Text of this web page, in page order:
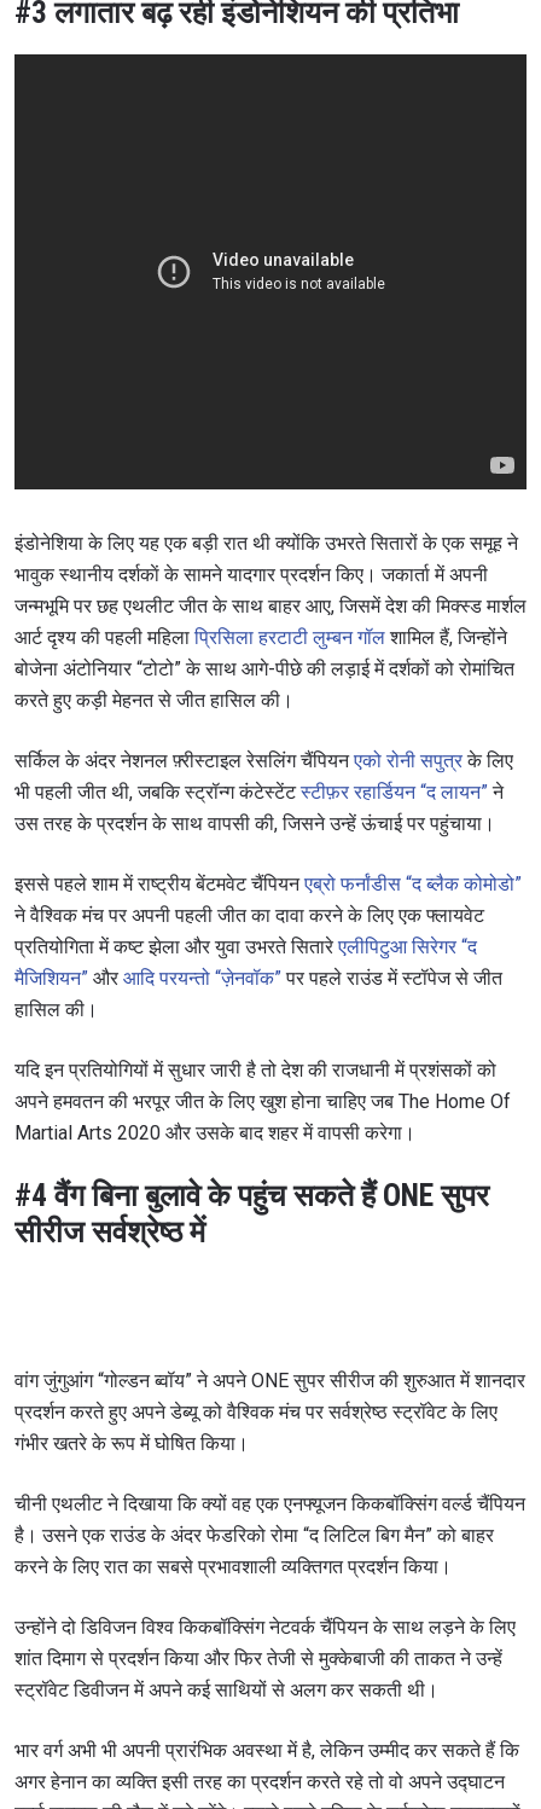
#3 लगातार बढ़ रही इंडोनेशियन की प्रतिभा
इंडोनेशिया के लिए यह एक बड़ी रात थी क्योंकि उभरते सितारों के एक समूह ने
भावुक स्थानीय दर्शकाें के सामने यादगार प्रदर्शन किए। जकार्ता में अपनी
जन्मभूमि पर छह एथलीट जीत के साथ बाहर आए, जिसमें देश की मिक्स्ड मार्शल
आर्ट दृश्य की पहली महिलाप्रिसिला हरटाटी लुम्बन गॉलशामिल हैं, जिन्होंने
बोजेना अंटोनियार “टोटो” के साथ आगे-पीछे की लड़ाई में दर्शकों को रोमांचित
करते हुए कड़ी मेहनत से जीत हासिल की।
सर्किल के अंदर नेशनल फ़्रीस्टाइल रेसलिंग चैंपियनएको रोनी सपुत्रके लिए
भी पहली जीत थी, जबकि स्ट्रॉन्ग कंटेस्टेंटस्टीफ़र रहार्डियन “द लायन”ने
उस तरह के प्रदर्शन के साथ वापसी की, जिसने उन्हें ऊंचाई पर पहुंचाया।
इससे पहले शाम में राष्ट्रीय बेंटमवेट चैंपियनएब्रो फर्नांडीस “द ब्लैक कोमोडो”
ने वैश्विक मंच पर अपनी पहली जीत का दावा करने के लिए एक फ्लायवेट
प्रतियोगिता में कष्ट झेला और युवा उभरते सितारेएलीपिटुआ सिरेगर “द
मैजिशियन” और आदि परयन्तो “ज़ेनवॉक”पर पहले राउंड में स्टॉपेज से जीत
हासिल की।
यदि इन प्रतियोगियों में सुधार जारी है तो देश की राजधानी में प्रशंसकों को
अपने हमवतन की भरपूर जीत के लिए खुश होना चाहिए जब The Home Of
Martial Arts 2020 और उसके बाद शहर में वापसी करेगा।
#4 वैंग बिना बुलावे के पहुंच सकते हैं ONE सुपर
सीरीज सर्वश्रेष्ठ में
वांग जुंगुआंग “गोल्डन ब्वॉय” ने अपने ONE सुपर सीरीज की शुरुआत में शानदार
प्रदर्शन करते हुए अपने डेब्यू को वैश्विक मंच पर सर्वश्रेष्ठ स्ट्रॉवेट के लिए
गंभीर खतरे के रूप में घोषित किया।
चीनी एथलीट ने दिखाया कि क्यों वह एक एनफ्यूजन किकबॉक्सिंग वर्ल्ड चैंपियन
है। उसने एक राउंड के अंदर फेडरिको रोमा “द लिटिल बिग मैन” को बाहर
करने के लिए रात का सबसे प्रभावशाली व्यक्तिगत प्रदर्शन किया।
उन्होंने दो डिविजन विश्व किकबॉक्सिंग नेटवर्क चैंपियन के साथ लड़ने के लिए
शांत दिमाग से प्रदर्शन किया और फिर तेजी से मुक्केबाजी की ताकत ने उन्हें
स्ट्रॉवेट डिवीजन में अपने कई साथियों से अलग कर सकती थी।
भार वर्ग अभी भी अपनी प्रारंभिक अवस्था में है, लेकिन उम्मीद कर सकते हैं कि
अगर हेनान का व्यक्ति इसी तरह का प्रदर्शन करते रहे तो वो अपने उद्घाटन